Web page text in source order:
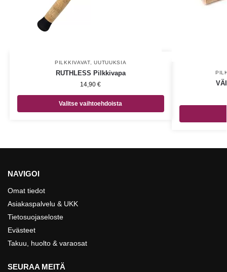
PILKKIVAVAT,UUTUUKSIA
RUTHLESS Pilkkivapa
14,90€
Valitse vaihtoehdoista
NAVIGOI
Omat tiedot
Asiakaspalvelu & UKK
Tietosuojaseloste
Evästeet
Takuu, huolto & varaosat
SEURAA MEITÄ